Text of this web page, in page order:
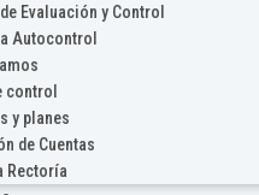
Evaluación y Control
Autocontrol
control
y planes
de Cuentas
Rectoría